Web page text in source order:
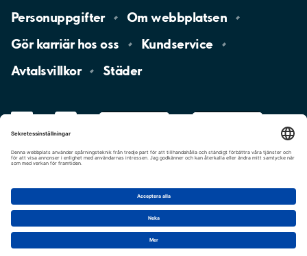
Personuppgifter Omwebbplatsen
Gör karriär hososs
Kundservice
Avtalsvillkor
Städer
Cookie-inställningar